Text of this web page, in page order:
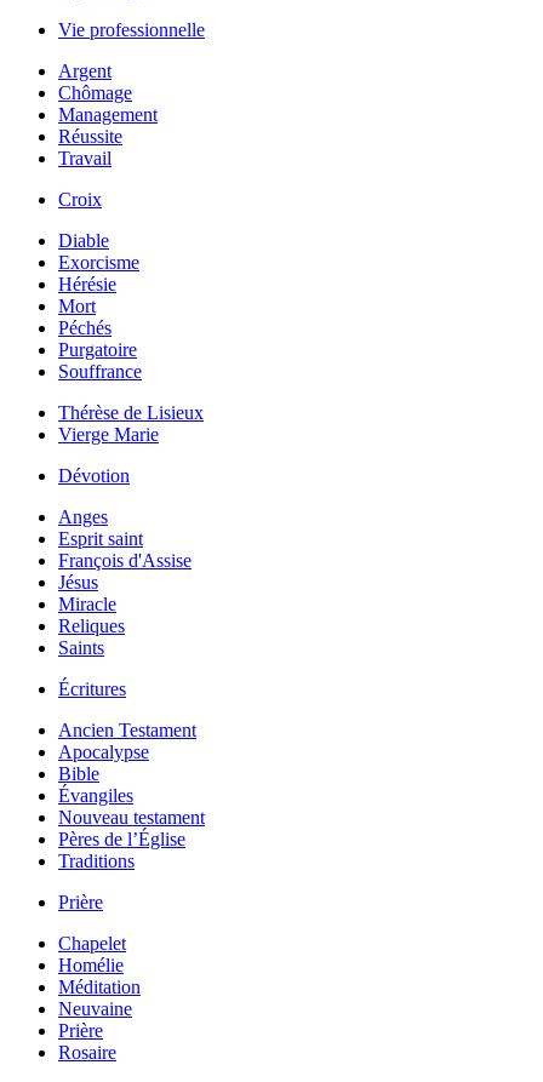
Vie professionnelle
Argent
Chômage
Management
Réussite
Travail
Croix
Diable
Exorcisme
Hérésie
Mort
Péchés
Purgatoire
Souffrance
Thérèse de Lisieux
Vierge Marie
Dévotion
Anges
Esprit saint
François d'Assise
Jésus
Miracle
Reliques
Saints
Écritures
Ancien Testament
Apocalypse
Bible
Évangiles
Nouveau testament
Pères de l’Église
Traditions
Prière
Chapelet
Homélie
Méditation
Neuvaine
Prière
Rosaire